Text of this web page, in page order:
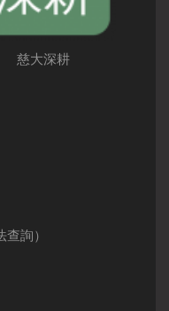
慈大深耕
詢）